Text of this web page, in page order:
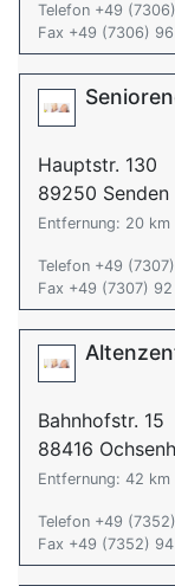
Telefon +49
Fax +49 (7306)
Hauptstr. 130
89250 Senden
Entfernung: 20 km
Telefon +49
Fax +49 (7307)
Bahnhofstr. 15
88416
Entfernung: 42 km
Telefon +49
Fax +49 (7352) 94